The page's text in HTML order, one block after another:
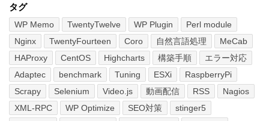
タグ
WP Memo TwentyTwelve WP Plugin
Perl module
Nginx
TwentyFourteen Coro 自然言語処理
MeCab
HAProxy
CentOS Highcharts 構築手順
エラー対応
Adaptec
benchmark Tuning ESXi
RaspberryPi
Scrapy
Selenium Video.js 動画配信 RSS
Nagios
XML-RPC
WP Optimize SEO対策
stinger5